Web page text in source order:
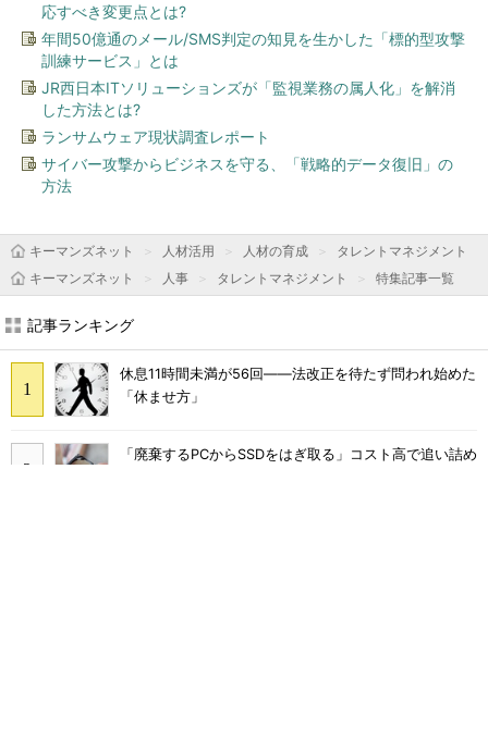
応すべき変更点とは?
年間50億通のメール/SMS判定の知見を生かした「標的型攻撃
訓練サービス」とは
JR西日本ITソリューションズが「監視業務の属人化」を解消
した方法とは?
ランサムウェア現状調査レポート
サイバー攻撃からビジネスを守る、「戦略的データ復旧」の
方法
キーマンズネット 人材活用 人材の育成
タレントマネジメント
キーマンズネット
人事 タレントマネジメント 特集記事一覧
記事ランキング
休息11時間未満が56回――法改正を待たず問われ始めた
「休ませ方」
「廃棄するPCからSSDをはぎ取る」コスト高で追い詰め